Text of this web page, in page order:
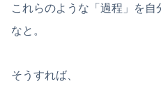
これらのような「過程」を
なと。
そうすれば、